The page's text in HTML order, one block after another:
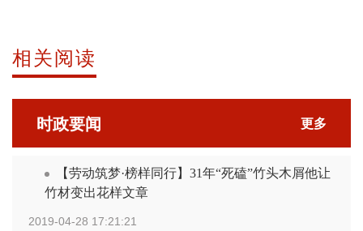
相关阅读
时政要闻 更多
【劳动筑梦·榜样同行】31年“死磕”竹头木屑他让
竹材变出花样文章
2019-04-28 17:21:21